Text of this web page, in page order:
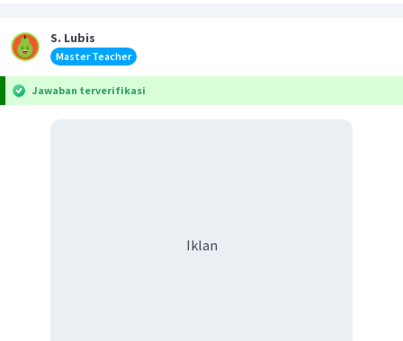
S. Lubis
Master Teacher
Jawaban terverifikasi
Iklan